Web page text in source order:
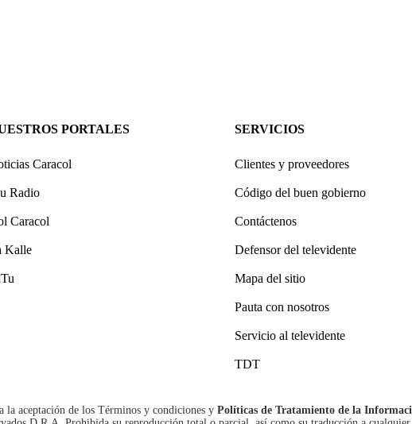
PORTALES
Caracol
Radio
Caracol
Kalle
SERVICIOS
Clientes y proveedores
Código del buen gobierno
Contáctenos
Defensor del televidente
Mapa del sitio
Pauta con nosotros
Servicio al televidente
TDT
la aceptación de los Términos y condiciones y Políticas de Tratamiento de la